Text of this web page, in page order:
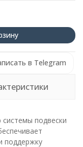
в Telegram
подвески
поддержку